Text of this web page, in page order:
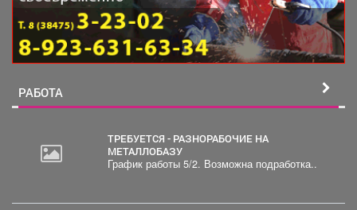
РАБОТА
ТРЕБУЕТСЯ - РАЗНОРАБОЧИЕ НА
МЕТАЛЛОБАЗУ
График работы 5/2. Возможна подработка..